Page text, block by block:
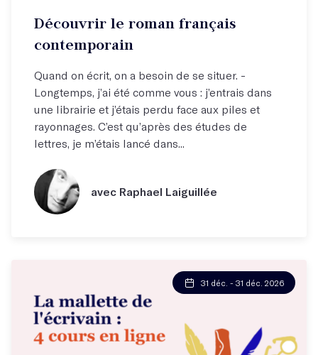
Découvrir le roman français
contemporain
Quand on écrit, on a besoin de se situer. -
Longtemps, j’ai été comme vous : j’entrais dans
une librairie et j’étais perdu face aux piles et
rayonnages. C’est qu’après des études de
lettres, je m’étais lancé dans...
avec Raphael Laiguillée
31 déc. - 31 déc. 2026